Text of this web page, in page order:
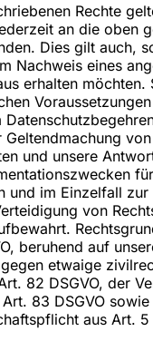
Rechte
an die oben
Dies gilt auch,
Nachweis eines
erhalten möchten.
Geltendmachung von
und unsere
und im Einzelfall zur
von
beruhend auf
etwaige
82 DSGVO, der
83 DSGVO
aus Art. 5